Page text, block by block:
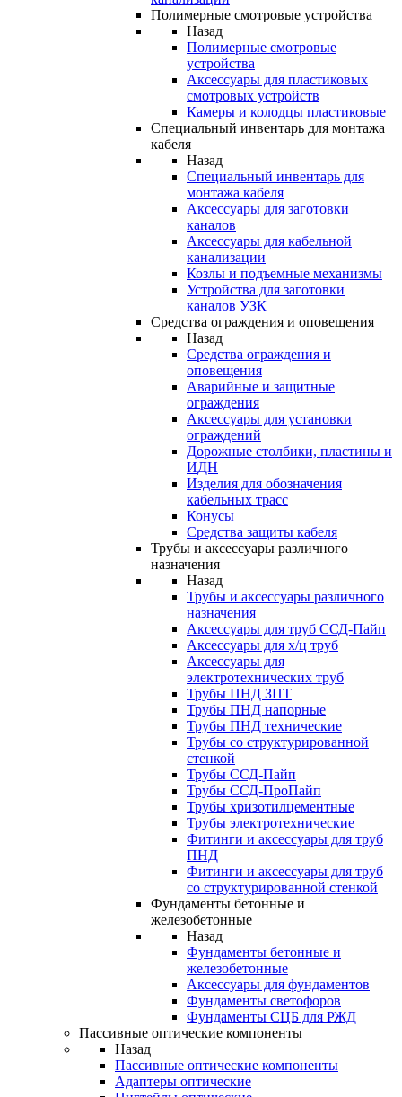
Полимерные смотровые устройства
Назад
Полимерные смотровые
устройства
Аксессуары для пластиковых
смотровых устройств
Камеры и колодцы пластиковые
Специальный инвентарь для монтажа
кабеля
Назад
Специальный инвентарь для
монтажа кабеля
Аксессуары для заготовки
каналов
Аксессуары для кабельной
канализации
Козлы и подъемные механизмы
Устройства для заготовки
каналов УЗК
Средства ограждения и оповещения
Назад
Средства ограждения и
оповещения
Аварийные и защитные
ограждения
Аксессуары для установки
ограждений
Дорожные столбики, пластины и
ИДН
Изделия для обозначения
кабельных трасс
Конусы
Средства защиты кабеля
Трубы и аксессуары различного
назначения
Назад
Трубы и аксессуары различного
назначения
Аксессуары для труб ССД-Пайп
Аксессуары для х/ц труб
Аксессуары для
электротехнических труб
Трубы ПНД ЗПТ
Трубы ПНД напорные
Трубы ПНД технические
Трубы со структурированной
стенкой
Трубы ССД-Пайп
Трубы ССД-ПроПайп
Трубы хризотилцементные
Трубы электротехнические
Фитинги и аксессуары для труб
ПНД
Фитинги и аксессуары для труб
со структурированной стенкой
Фундаменты бетонные и
железобетонные
Назад
Фундаменты бетонные и
железобетонные
Аксессуары для фундаментов
Фундаменты светофоров
Фундаменты СЦБ для РЖД
Пассивные оптические компоненты
Назад
Пассивные оптические компоненты
Адаптеры оптические